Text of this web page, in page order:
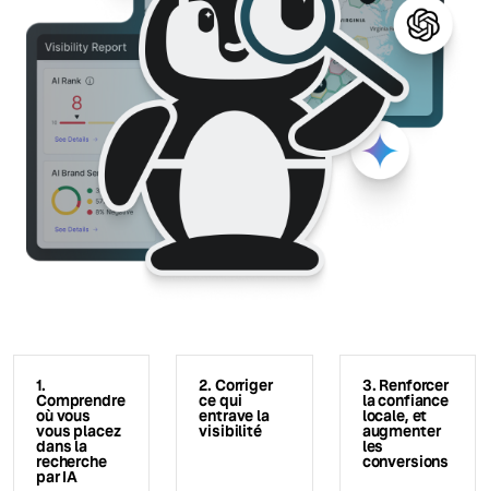
1.
Comprendre
où vous
vous placez
dans la
recherche
par IA
2. Corriger
ce qui
entrave la
visibilité
3. Renforcer
la confiance
locale, et
augmenter
les
conversions